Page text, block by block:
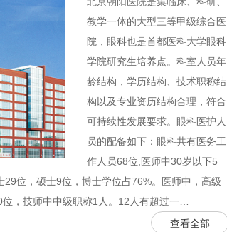
教学一体的大型三等甲级综合医
院，眼科也是首都医科大学眼科
学院研究生培养点。科室人员年
龄结构，学历结构、技术职称结
构以及专业资历结构合理，符合
可持续性发展要求。眼科医护人
员的配备如下：眼科共有医务工
作人员68位,医师中30岁以下5
位，硕士9位，博士学位占76%。医师中，高级
，技师中中级职称1人。12人有超过一…
查看全部